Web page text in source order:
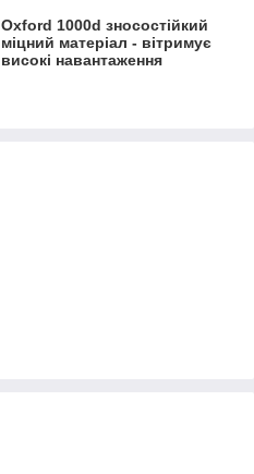
Oxford 1000d зносостійкий
міцний матеріал - вітримує
високі навантаження